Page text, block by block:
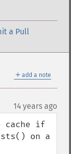
a Pull
＋ add a note
14 years ago
cache if
on a